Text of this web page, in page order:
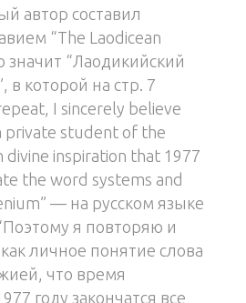
автор составил
“The Laodicean
значит “Лаодикийский
в которой на стр. 7
I sincerely believe
private student of the
inspiration that 1977
the word systems and
— на русском языке
я повторяю и
личное понятие слова
что время
году закончатся все